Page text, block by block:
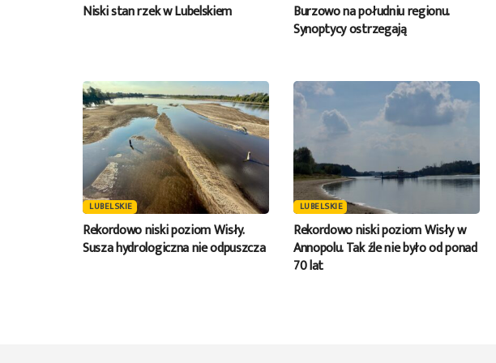
Niski stan rzek w Lubelskiem
Burzowo na południu regionu.
Synoptycy ostrzegają
LUBELSKIE
Rekordowo niski poziom Wisły.
Susza hydrologiczna nie odpuszcza
LUBELSKIE
Rekordowo niski poziom Wisły w
Annopolu. Tak źle nie było od ponad
70 lat